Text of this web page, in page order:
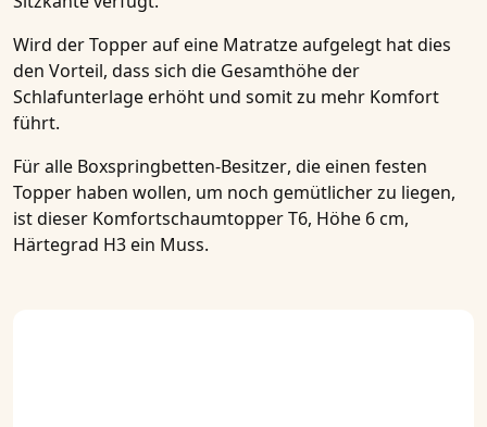
Wird der Topper auf eine Matratze aufgelegt hat dies
den Vorteil, dass sich die Gesamthöhe der
Schlafunterlage erhöht und somit zu mehr Komfort
führt.
Für alle Boxspringbetten-Besitzer, die einen festen
Topper haben wollen, um noch gemütlicher zu liegen,
ist dieser Komfortschaumtopper T6, Höhe 6 cm,
Härtegrad H3ein Muss.